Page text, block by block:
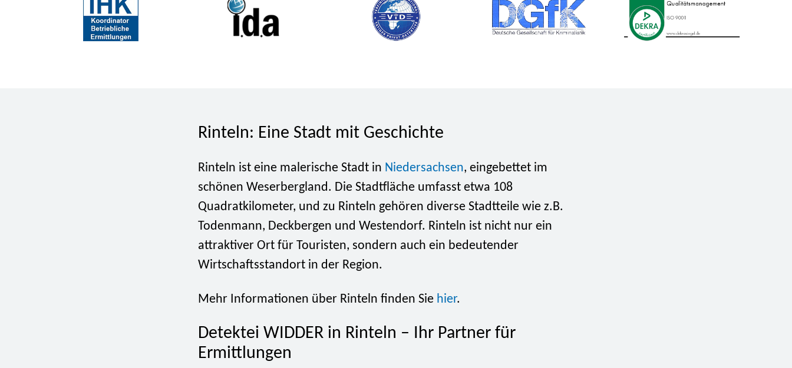
Rinteln: Eine Stadt mit Geschichte
Rinteln ist eine malerische Stadt in Niedersachsen, eingebettet im
schönen Weserbergland. Die Stadtfläche umfasst etwa 108
Quadratkilometer, und zu Rinteln gehören diverse Stadtteile wie z.B.
Todenmann, Deckbergen und Westendorf. Rinteln ist nicht nur ein
attraktiver Ort für Touristen, sondern auch ein bedeutender
Wirtschaftsstandort in der Region.
Mehr Informationen über Rinteln finden Sie hier.
Detektei WIDDER in Rinteln – Ihr Partner für
Ermittlungen